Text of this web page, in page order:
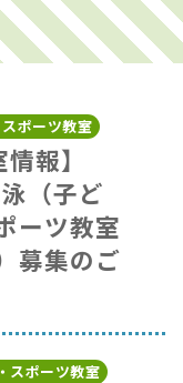
報】
（子ど
ーツ教室
募集のご
ポーツ教室
スポーツ教室